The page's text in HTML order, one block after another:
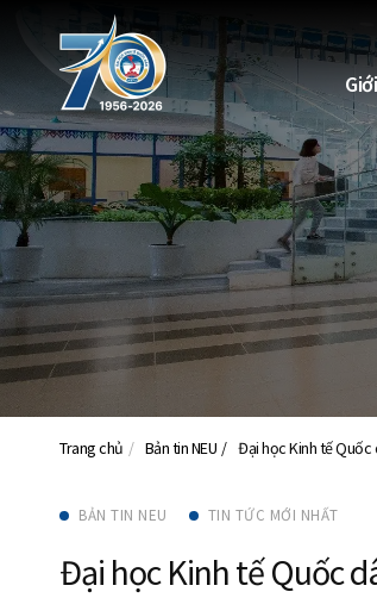
Trang chủ Bản tin NEU Đại học Kinh tế Quốc
BẢN TIN NEU TIN TỨC MỚI NHẤT
Đại học Kinh tế Quốc